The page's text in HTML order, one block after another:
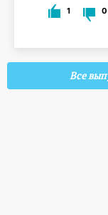
1 0
Все